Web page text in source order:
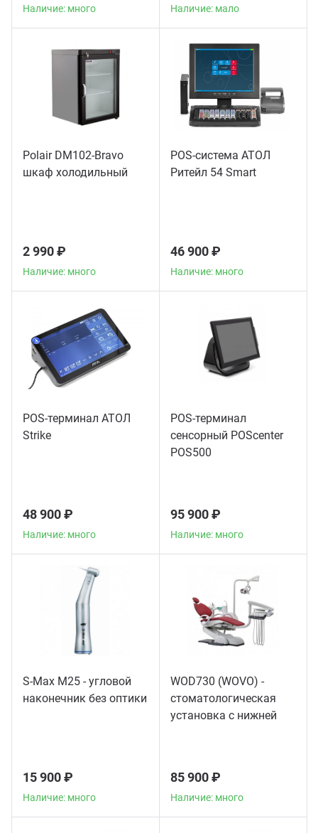
Наличие: много Наличие: мало
Polair DM102-Bravo
шкаф холодильный
2 990 ₽
Наличие: много
POS-система АТОЛ
Ритейл 54 Smart
46 900 ₽
Наличие: много
POS-терминал АТОЛ
Strike
48 900 ₽
Наличие: много
POS-терминал
сенсорный POScenter
POS500
95 900 ₽
Наличие: много
S-Max M25 - угловой
наконечник без оптики
15 900 ₽
Наличие: много
WOD730 (WOVO) -
стоматологическая
установка с нижней
85 900 ₽
Наличие: много